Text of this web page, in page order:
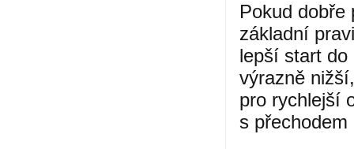
Pokud dobře
základní
lepší start do
výrazně
pro rychlejší
s